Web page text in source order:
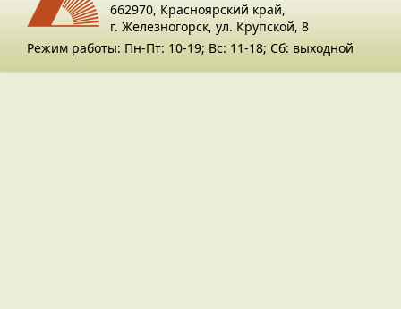
662970, Красноярский край,
г. Железногорск, ул. Крупской, 8
Режим работы: Пн-Пт: 10-19; Вс: 11-18; Сб: выходной